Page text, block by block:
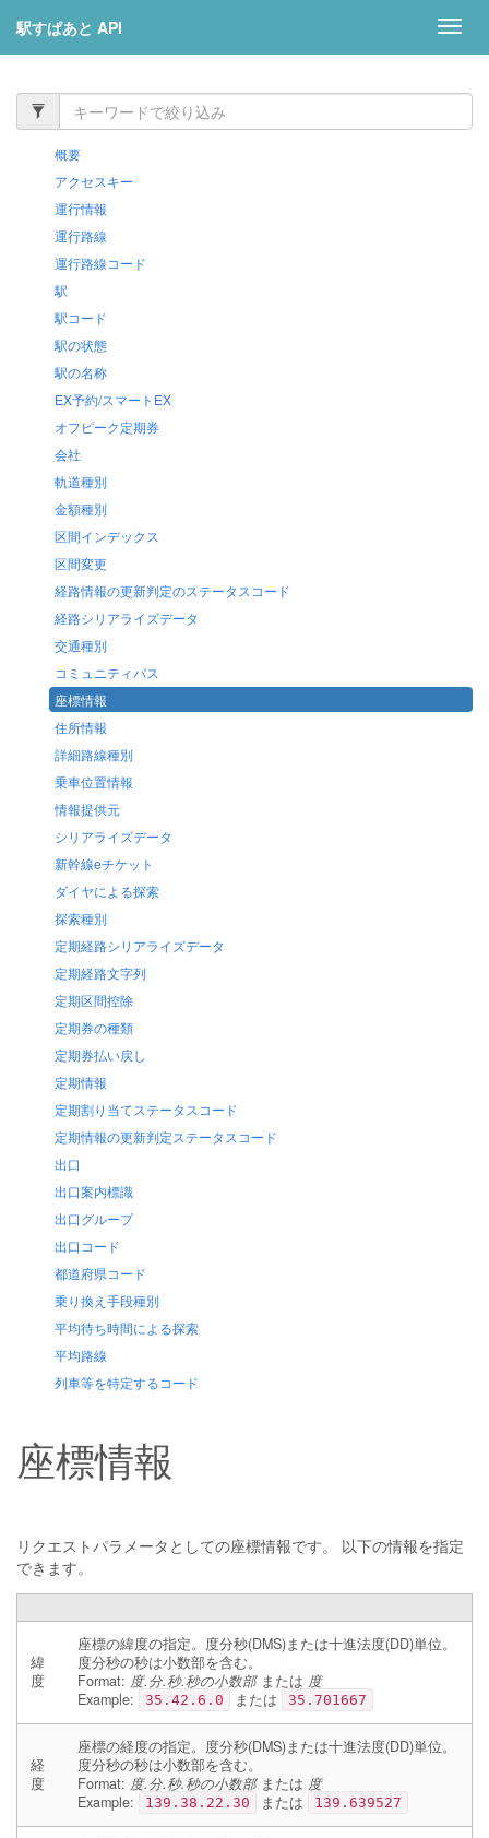
駅すぱあと API
概要
アクセスキー
運行情報
運行路線
運行路線コード
駅
駅コード
駅の状態
駅の名称
EX予約/スマートEX
オフピーク定期券
会社
軌道種別
金額種別
区間インデックス
区間変更
経路情報の更新判定のステータスコード
経路シリアライズデータ
交通種別
コミュニティバス
座標情報
住所情報
詳細路線種別
乗車位置情報
情報提供元
シリアライズデータ
新幹線eチケット
ダイヤによる探索
探索種別
定期経路シリアライズデータ
定期経路文字列
定期区間控除
定期券の種類
定期券払い戻し
定期情報
定期割り当てステータスコード
定期情報の更新判定ステータスコード
出口
出口案内標識
出口グループ
出口コード
都道府県コード
乗り換え手段種別
平均待ち時間による探索
平均路線
列車等を特定するコード
座標情報
リクエストパラメータとしての座標情報です。 以下の情報を指定
できます。
緯
度
座標の緯度の指定。度分秒(DMS)または十進法度(DD)単位。
度分秒の秒は小数部を含む。
Format: 度.分.秒.秒の小数部または 度
Example:
35.42.6.0 または 35.701667
経
度
座標の経度の指定。度分秒(DMS)または十進法度(DD)単位。
度分秒の秒は小数部を含む。
Format: 度.分.秒.秒の小数部または 度
Example:
139.38.22.30 または 139.639527